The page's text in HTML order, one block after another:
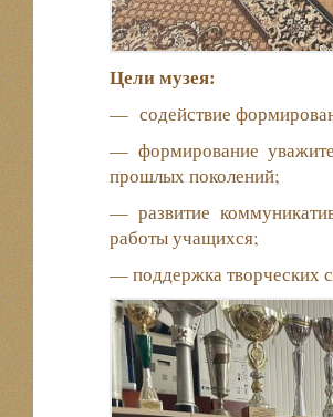
Цели музея:
— содействие
— формирование
прошлых поколений;
— развитие
работы учащихся;
— поддержка творческих